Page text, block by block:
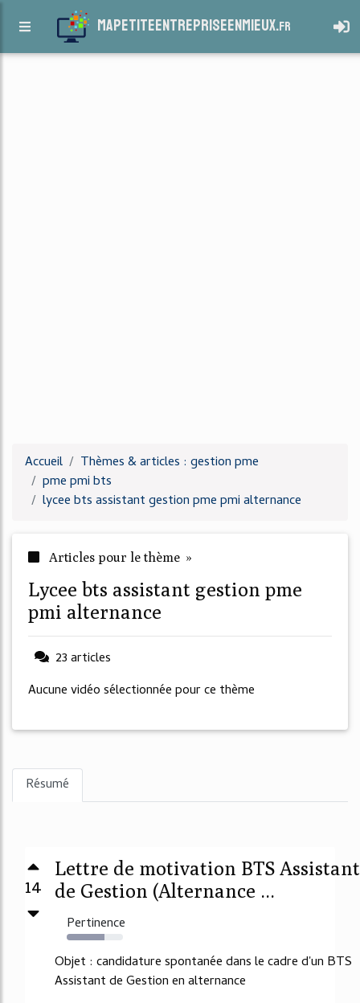
mapetiteentrepriseenmieux.fr
Accueil
Thèmes & articles : gestion pme
pme pmi bts
lycee bts assistant gestion pme pmi alternance
Articles pour le thème »
lycee bts assistant gestion pme
pmi alternance
23 articles
Aucune vidéo sélectionnée pour ce thème
Résumé
14
Lettre de motivation BTS Assistant
de Gestion (Alternance ...
Pertinence
67%
Objet : candidature spontanée dans le cadre d'un BTS
Assistant de Gestion en alternance